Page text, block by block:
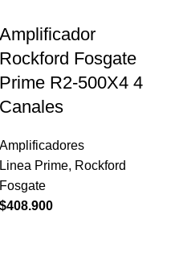
Amplificador
Rockford Fosgate
Prime R2-500X4 4
Canales
Amplificadores
Linea Prime, Rockford
Fosgate
$408.900